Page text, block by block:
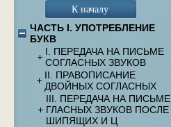
К началу
ЧАСТЬ I. УПОТРЕБЛЕНИЕ
БУКВ
I. ПЕРЕДАЧА НА ПИСЬМЕ
СОГЛАСНЫХ ЗВУКОВ
II. ПРАВОПИСАНИЕ
ДВОЙНЫХ СОГЛАСНЫХ
III. ПЕРЕДАЧА НА ПИСЬМЕ
ГЛАСНЫХ ЗВУКОВ ПОСЛЕ
ШИПЯЩИХ И Ц